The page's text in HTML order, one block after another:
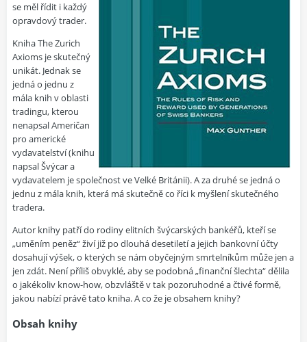
se měl řídit i každý
opravdový trader.
Kniha The Zurich
Axioms je skutečný
unikát. Jednak se
jedná o jednu z
mála knih v oblasti
tradingu, kterou
nenapsal Američan
pro americké
vydavatelství (knihu
napsal Švýcar a
vydavatelem je společnost ve Velké Británii). A za druhé se jedná o
jednu z mála knih, která má skutečně co říci k myšlení skutečného
tradera.
Autor knihy patří do rodiny elitních švýcarských bankéřů, kteří se
„uměním peněz“ živí již po dlouhá desetiletí a jejich bankovní účty
dosahují výšek, o kterých se nám obyčejným smrtelníkům může jen a
jen zdát. Není příliš obvyklé, aby se podobná „finanční šlechta“ dělila
o jakékoliv know-how, obzvláště v tak pozoruhodné a čtivé formě,
jakou nabízí právě tato kniha. A co že je obsahem knihy?
Obsah knihy